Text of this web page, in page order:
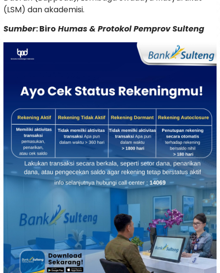
(LSM) dan akademisi.
Sumber: Biro Humas & Protokol Pemprov Sulteng